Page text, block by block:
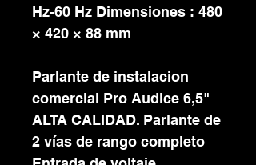
Hz-60 Hz Dimensiones : 480
× 420 × 88 mm
Parlante de instalacion
comercial Pro Audice 6,5"
ALTA CALIDAD. Parlante de
2 vías de rango completo